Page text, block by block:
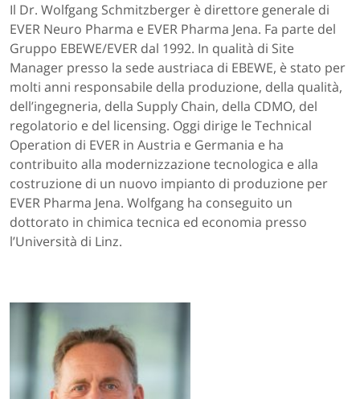
Il Dr. Wolfgang Schmitzberger è direttore generale di
EVER Neuro Pharma e EVER Pharma Jena. Fa parte del
Gruppo EBEWE/EVER dal 1992. In qualità di Site
Manager presso la sede austriaca di EBEWE, è stato per
molti anni responsabile della produzione, della qualità,
dell’ingegneria, della Supply Chain, della CDMO, del
regolatorio e del licensing. Oggi dirige le Technical
Operation di EVER in Austria e Germania e ha
contribuito alla modernizzazione tecnologica e alla
costruzione di un nuovo impianto di produzione per
EVER Pharma Jena. Wolfgang ha conseguito un
dottorato in chimica tecnica ed economia presso
l’Università di Linz.